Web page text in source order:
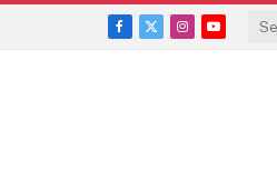
Facebook
X
InstagramYouTube